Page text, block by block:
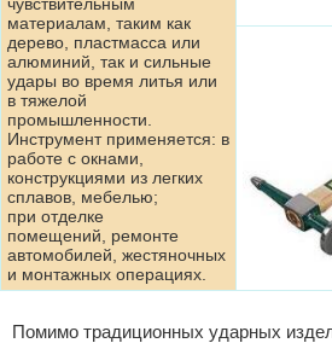
материалам, таким как
дерево, пластмасса или
алюминий, так и сильные
удары во время литья или
в тяжелой
промышленности.
Инструмент применяется: в
работе с окнами,
конструкциями из легких
сплавов, мебелью;
при отделке
помещений, ремонте
автомобилей, жестяночных
и монтажных операциях.
Помимо традиционных ударных